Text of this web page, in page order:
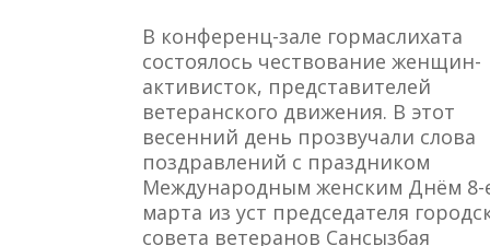
В конференц-зале гормаслихата
состоялось чествование женщин-
активисток, представителей
ветеранского движения. В этот
весенний день прозвучали слова
поздравлений с праздником
Международным женским Днём 8-
марта из уст председателя
совета ветеранов Сансызбая